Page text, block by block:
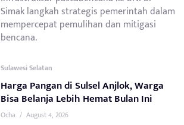
Simak langkah strategis pemerintah dalam
mempercepat pemulihan dan mitigasi
bencana.
Sulawesi Selatan
Harga Pangan di Sulsel Anjlok, Warga
Bisa Belanja Lebih Hemat Bulan Ini
Ocha / August 4, 2026